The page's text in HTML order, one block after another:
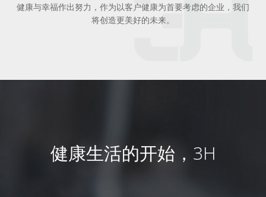
健康与幸福作出努力，作为以客户健康为首要考虑的企业，我们
将创造更美好的未来。
健康生活的开始，3H